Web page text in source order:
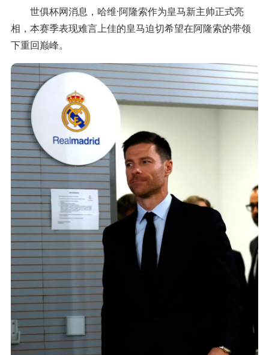
世俱杯网消息，哈维·阿隆索作为皇马新主帅正式亮
相，本赛季表现难言上佳的皇马迫切希望在阿隆索的带领
下重回巅峰。